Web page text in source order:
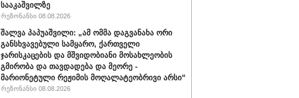
სააკაშვილზე
რეზონანსი 08.08.2026
შალვა პაპუაშვილი: „ამ ომმა დაგვანახა ორი
განსხვავებული სამყარო, ქართველი
ჯარისკაცების და მშვიდობიანი მოსახლეობის
გმირობა და თავდადება და მეორე -
მარიონეტული რეჟიმის მოღალატეობრივი არსი“
რეზონანსი 08.08.2026